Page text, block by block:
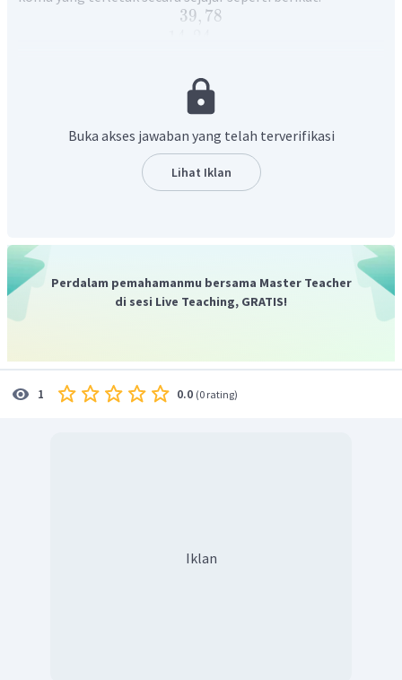
39, 78
Buka akses jawaban yang telah terverifikasi
Lihat Iklan
Perdalam pemahamanmu bersama Master Teacher
di sesi Live Teaching, GRATIS!
1 0.0 (0 rating)
Iklan